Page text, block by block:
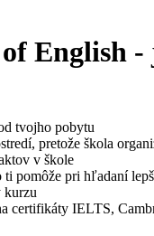
English
tvojho pobytu
pretože škola
v škole
pomôže pri hľadaní
kurzu
certifikáty IELTS,